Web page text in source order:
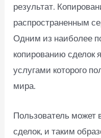
результат.
распространенным
Одним из наиболее
копированию сделок
услугами которого
мира.
Пользователь может
сделок, и таким